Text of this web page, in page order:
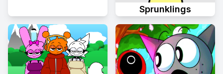
Sprunklings